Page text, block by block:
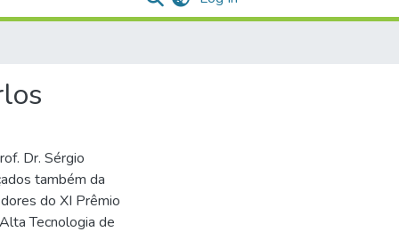
Dr. Sérgio
também da
do XI Prêmio
Tecnologia de